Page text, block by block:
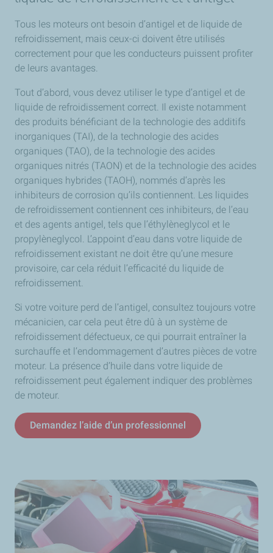
Tous les moteurs ont besoin d’antigel et de liquide de
refroidissement, mais ceux-ci doivent être utilisés
correctement pour que les conducteurs puissent profiter
de leurs avantages.
Tout d’abord, vous devez utiliser le type d’antigel et de
liquide de refroidissement correct. Il existe notamment
des produits bénéficiant de la technologie des additifs
inorganiques (TAI), de la technologie des acides
organiques (TAO), de la technologie des acides
organiques nitrés (TAON) et de la technologie des acides
organiques hybrides (TAOH), nommés d’après les
inhibiteurs de corrosion qu’ils contiennent. Les liquides
de refroidissement contiennent ces inhibiteurs, de l’eau
et des agents antigel, tels que l’éthylèneglycol et le
propylèneglycol. L’appoint d’eau dans votre liquide de
refroidissement existant ne doit être qu’une mesure
provisoire, car cela réduit l’efficacité du liquide de
refroidissement.
Si votre voiture perd de l’antigel, consultez toujours votre
mécanicien, car cela peut être dû à un système de
refroidissement défectueux, ce qui pourrait entraîner la
surchauffe et l’endommagement d’autres pièces de votre
moteur. La présence d’huile dans votre liquide de
refroidissement peut également indiquer des problèmes
de moteur.
Demandez l’aide d’un professionnel